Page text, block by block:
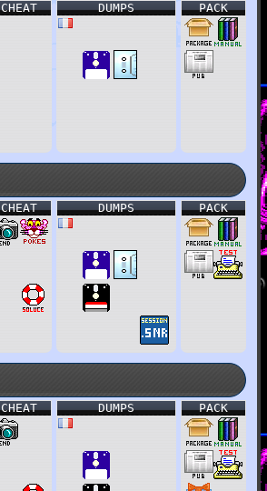
PACK
DUMPS
CHEAT
PACK
DUMPS
CHEAT
PACK
DUMPS
CHEAT